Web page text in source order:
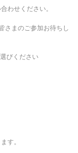
わせください。
さまのご参加お待ちし
びください
す。